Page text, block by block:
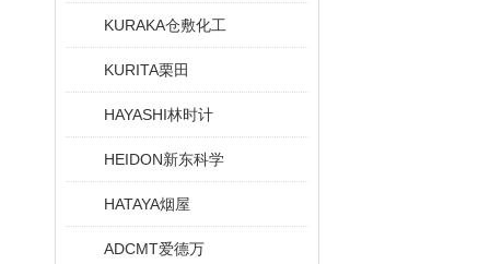
KURAKA仓敷化工
KURITA栗田
HAYASHI林时计
HEIDON新东科学
HATAYA烟屋
ADCMT爱德万